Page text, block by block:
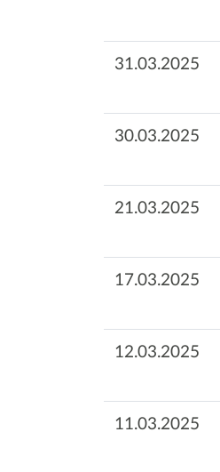
31.03.2025
30.03.2025
21.03.2025
17.03.2025
12.03.2025
11.03.2025